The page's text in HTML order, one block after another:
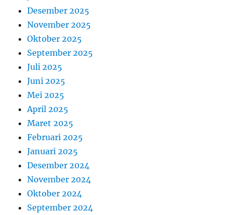
Desember 2025
November 2025
Oktober 2025
September 2025
Juli 2025
Juni 2025
Mei 2025
April 2025
Maret 2025
Februari 2025
Januari 2025
Desember 2024
November 2024
Oktober 2024
September 2024